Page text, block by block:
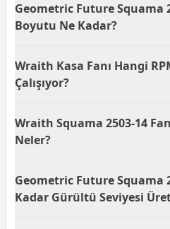
Geometric Future Squama
Boyutu Ne Kadar?
Kasa Fanı, her biri 14 cm
Bu boyut, güçlü soğutma
kasa içerisindeki hava
Wraith Kasa Fanı Hangi
Çalışıyor?
500 ile 1800 RPM arasında
Bu geniş RPM aralığı, farklı
Wraith Squama 2503-14
Neler?
aydınlatması ile
renk seçenekleri ile
Geometric Future Squama
Kadar Gürültü Seviyesi